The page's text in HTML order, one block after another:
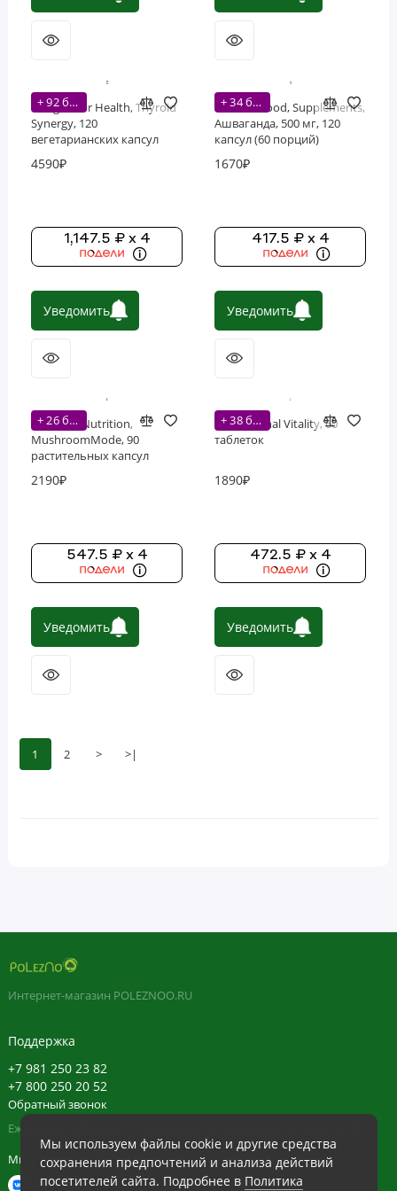
+ 92 бонусов
Designs For Health, Thyroid
Synergy, 120
вегетарианских капсул
4590₽
1,147.5 ₽ x 4
Уведомить
+ 34 бонусов
Double Wood, Supplements,
Ашваганда, 500 мг, 120
капсул (60 порций)
1670₽
417.5 ₽ x 4
Уведомить
+ 26 бонусов
EVLution Nutrition,
MushroomMode, 90
растительных капсул
2190₽
547.5 ₽ x 4
Уведомить
+ 38 бонусов
KAL, Adrenal Vitality, 60
таблеток
1890₽
472.5 ₽ x 4
Уведомить
1 2 > >|
Мы используем файлы cookie и другие средства
сохранения предпочтений и анализа действий
посетителей сайта. Подробнее в Политика
Интернет-магазин POLEZNOO.RU
Поддержка
+7 981 250 23 82
+7 800 250 20 52
Обратный звонок
Ежедневно в будние с 11:30 до 20:30, в выходные с 11:30 до 19:30
Мы в сети